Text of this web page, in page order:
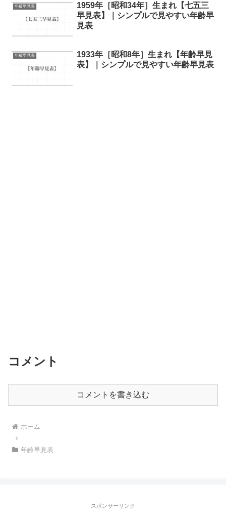
年齢早見表
1959年［昭和34年］生まれ【七五三
早見表】｜シンプルで見やすい年齢早
見表
年齢早見表
1933年［昭和8年］生まれ【年齢早見
表】｜シンプルで見やすい年齢早見表
コメント
コメントを書き込む
ホーム
年齢早見表
スポンサーリンク